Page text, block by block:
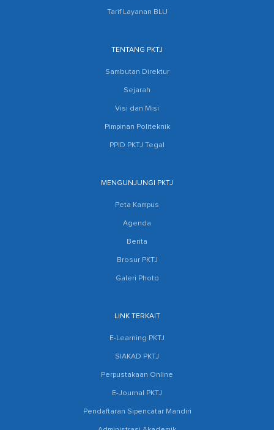
Tarif Layanan BLU
TENTANG PKTJ
Sambutan Direktur
Sejarah
Visi dan Misi
Pimpinan Politeknik
PPID PKTJ Tegal
MENGUNJUNGI PKTJ
Peta Kampus
Agenda
Berita
Brosur PKTJ
Galeri Photo
LINK TERKAIT
E-Learning PKTJ
SIAKAD PKTJ
Perpustakaan Online
E-Journal PKTJ
Pendaftaran Sipencatar Mandiri